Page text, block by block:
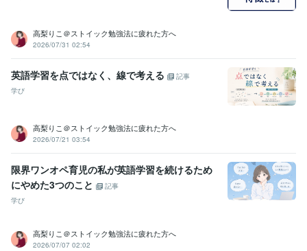
高梨りこ＠ストイック勉強法に疲れた方へ
2026/07/31 02:54
英語学習を点ではなく、線で考える
記事
学び
高梨りこ＠ストイック勉強法に疲れた方へ
2026/07/21 03:54
限界ワンオペ育児の私が英語学習を続けるため
にやめた3つのこと
記事
学び
高梨りこ＠ストイック勉強法に疲れた方へ
2026/07/07 02:02